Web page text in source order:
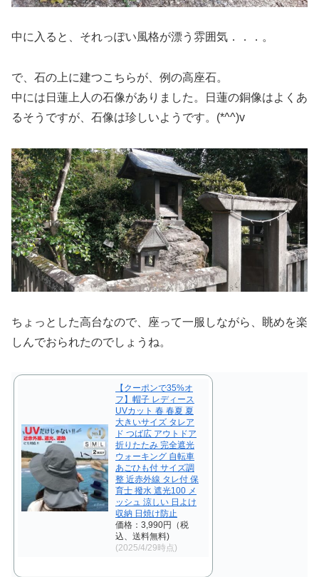
中に入ると、それっぽい風格が漂う雰囲気．．．。
で、石の上に建つこちらが、例の高座石。
中には日蓮上人の石像がありました。日蓮の銅像はよくあ
るそうですが、石像は珍しいようです。(*^^)v
ちょっとした高台なので、座って一服しながら、眺めを楽
しんでおられたのでしょうね。
【クーポンで35%オ
フ】帽子 レディース
UVカット 春 春夏 夏
大きいサイズ タレア
ド つば広 アウトドア
折りたたみ 完全遮光
ウォーキング 自転車
あごひも付 サイズ調
整 近赤外線 タレ付 保
育士 撥水 遮光100 メ
ッシュ 涼しい 日よけ
収納 日焼け防止
価格：3,990円（税
込、送料無料)
(2025/4/29時点)